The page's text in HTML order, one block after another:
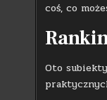
coś, co
Oto